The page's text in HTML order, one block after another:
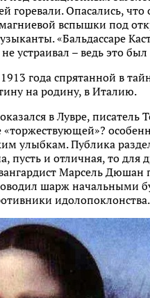
горевали. Опасались,
вспышки под
«Бальдассаре
устраивал – ведь это
года спрятанной в
на родину, в Италию.
в Лувре,
улыбкам. Публика
пусть и отличная, то для
Марсель
шарж начальными
идолопоклонства.